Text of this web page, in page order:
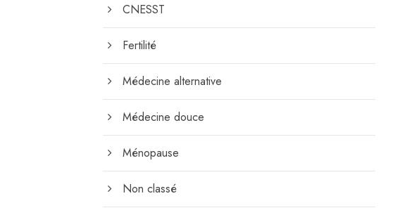
CNESST
Fertilité
Médecine alternative
Médecine douce
Ménopause
Non classé